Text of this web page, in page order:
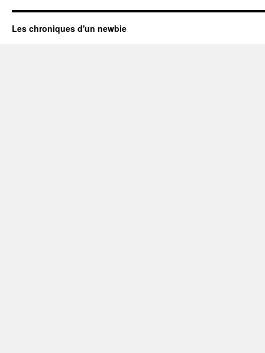
Les chroniques d'un newbie